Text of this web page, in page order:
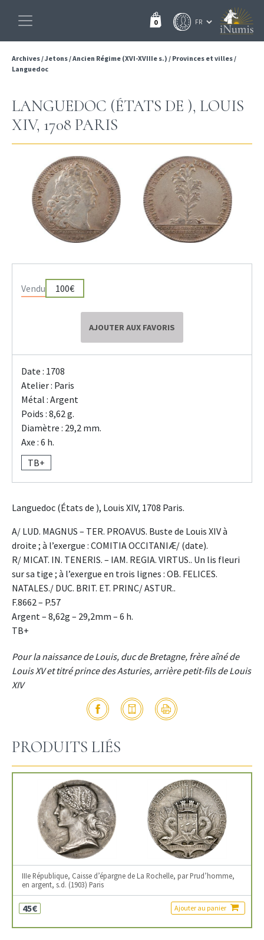
0
Archives/Jetons/Ancien Régime (XVI-XVIIIe s.) / Provinces et villes/
Languedoc
LANGUEDOC (ÉTATS DE ), LOUIS
XIV, 1708 PARIS
Vendu 100€
AJOUTER AUX FAVORIS
Date : 1708
Atelier : Paris
Métal : Argent
Poids : 8,62 g.
Diamètre : 29,2 mm.
Axe : 6 h.
TB+
Languedoc (États de ), Louis XIV, 1708 Paris.
A/ LUD. MAGNUS – TER. PROAVUS. Buste de Louis XIV à
droite ; à l’exergue : COMITIA OCCITANIÆ/ (date).
R/ MICAT. IN. TENERIS. – IAM. REGIA. VIRTUS.. Un lis fleuri
sur sa tige ; à l’exergue en trois lignes : OB. FELICES.
NATALES./ DUC. BRIT. ET. PRINC/ ASTUR..
F.8662 – P.57
Argent – 8,62g – 29,2mm – 6 h.
TB+
Pour la naissance de Louis, duc de Bretagne, frère aîné de
Louis XV et titré prince des Asturies, arrière petit-fils de Louis
XIV
PRODUITS LIÉS
IIIe République, Caisse d’épargne de La Rochelle, par Prud’homme,
en argent, s.d. (1903) Paris
45€ Ajouter au panier